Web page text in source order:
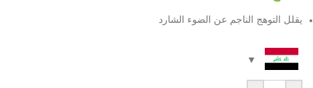
يقلل التوهج الناجم عن الضوء الشارد